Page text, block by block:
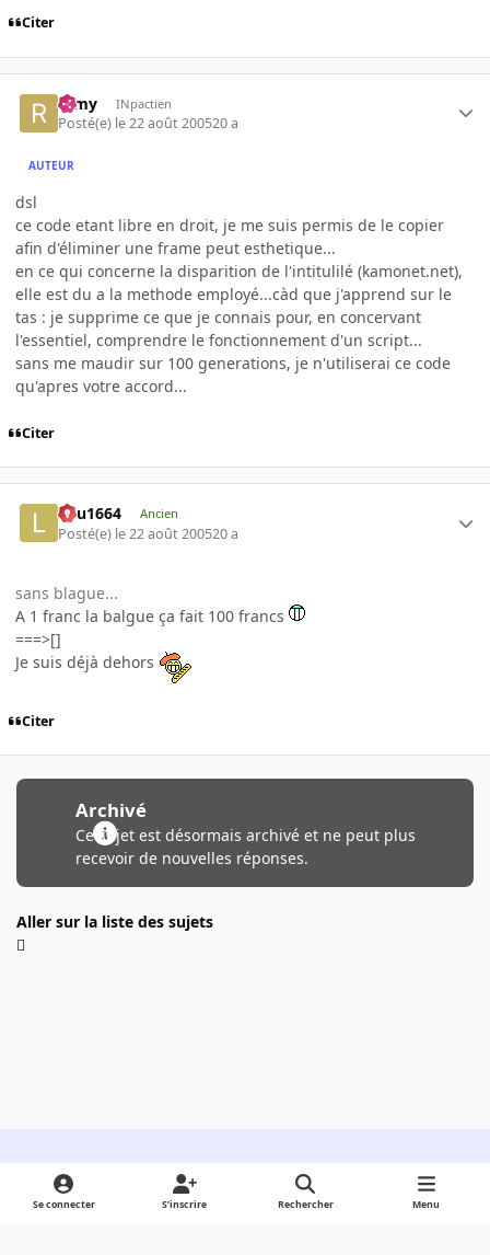
Citer
ramy INpactien
Posté(e) le 22 août 200520 a
AUTEUR
dsl
ce code etant libre en droit, je me suis permis de le copier
afin d'éliminer une frame peut esthetique...
en ce qui concerne la disparition de l'intitulilé (kamonet.net),
elle est du a la methode employé...càd que j'apprend sur le
tas : je supprime ce que je connais pour, en concervant
l'essentiel, comprendre le fonctionnement d'un script...
sans me maudir sur 100 generations, je n'utiliserai ce code
qu'apres votre accord...
Citer
lulu1664 Ancien
Posté(e) le 22 août 200520 a
sans blague...
A 1 franc la balgue ça fait 100 francs
===>[]
Je suis déjà dehors
Citer
Archivé
Ce sujet est désormais archivé et ne peut plus
recevoir de nouvelles réponses.
Aller sur la liste des sujets
Light ModeDark ModeSystem Preference
Se connecter S’inscrire Rechercher Menu